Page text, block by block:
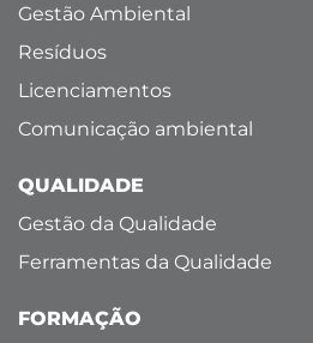
Gestão Ambiental
Resíduos
Licenciamentos
Comunicação ambiental
QUALIDADE
Gestão da Qualidade
Ferramentas da Qualidade
FORMAÇÃO